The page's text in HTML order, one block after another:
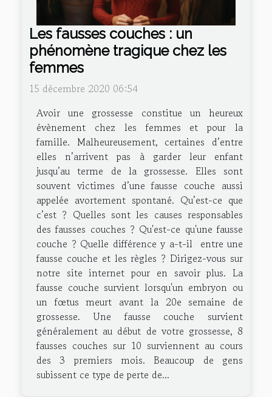
Les fausses couches : un
phénomène tragique chez les
femmes
15 décembre 2020 06:54
Avoir une grossesse constitue un heureux
évènement chez les femmes et pour la
famille. Malheureusement, certaines d’entre
elles n’arrivent pas à garder leur enfant
jusqu’au terme de la grossesse. Elles sont
souvent victimes d’une fausse couche aussi
appelée avortement spontané. Qu’est-ce que
c’est ? Quelles sont les causes responsables
des fausses couches ? Qu'est-ce qu'une fausse
couche ? Quelle différence y a-t-il entre une
fausse couche et les règles ? Dirigez-vous sur
notre site internet pour en savoir plus. La
fausse couche survient lorsqu'un embryon ou
un fœtus meurt avant la 20e semaine de
grossesse. Une fausse couche survient
généralement au début de votre grossesse, 8
fausses couches sur 10 surviennent au cours
des 3 premiers mois. Beaucoup de gens
subissent ce type de perte de...